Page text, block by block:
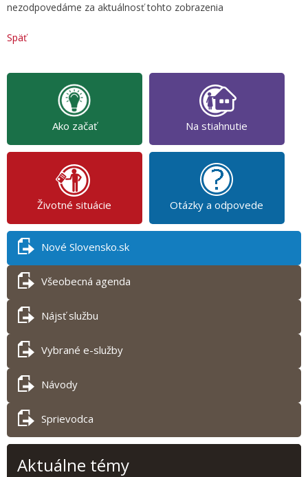
nezodpovedáme za aktuálnosť tohto zobrazenia
Späť
Ako začať Na stiahnutie
Životné situácie Otázky a odpovede
Nové Slovensko.sk
Všeobecná agenda
Nájsť službu
Vybrané e-služby
Návody
Sprievodca
Aktuálne témy